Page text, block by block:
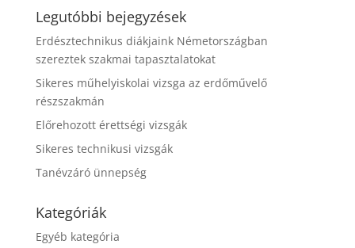
Legutóbbi bejegyzések
Erdésztechnikus diákjaink Németországban
szereztek szakmai tapasztalatokat
Sikeres műhelyiskolai vizsga az erdőművelő
részszakmán
Előrehozott érettségi vizsgák
Sikeres technikusi vizsgák
Tanévzáró ünnepség
Kategóriák
Egyéb kategória